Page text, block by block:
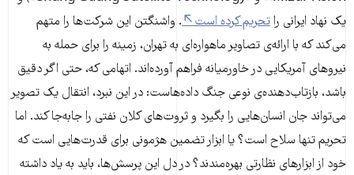
یک نهاد ایرانی را تحریم کرده است
. واشنگتن این شرکت‌ها را متهم
می‌کند که با ارائه‌ی تصاویر ماهواره‌ای به تهران، زمینه‌ را برای حمله به
نیروهای آمریکایی در خاورمیانه فراهم آورده‌اند. اتهامی که، حتی اگر دقیق
باشد، بازتاب‌دهنده‌ی نوعی جنگ داده‌هاست: در این نبرد، انتقال یک تصویر
می‌تواند جان انسان‌هایی را بگیرد و ثروت‌های کلان نفتی را جابه‌جا کند. اما
تحریم تنها سلاح است؟ یا ابزار تضمین هژمونی برای قدرت‌هایی است که
خود از ابزارهای نظارتی بهره‌مندند؟ در دل این پرسش‌ها، باید به یاد داشته